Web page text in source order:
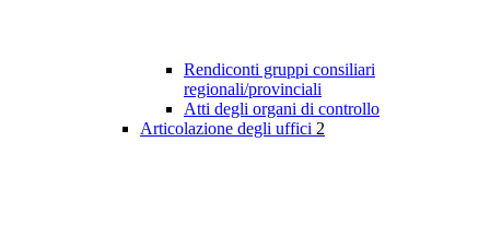
Rendiconti gruppi consiliari
regionali/provinciali
Atti degli organi di controllo
Articolazione degli uffici 2